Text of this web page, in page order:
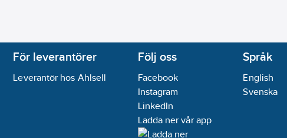
För leverantörer
Leverantör hos Ahlsell
Följ oss
Facebook
Instagram
LinkedIn
Ladda ner vår app
Språk
English
Svenska